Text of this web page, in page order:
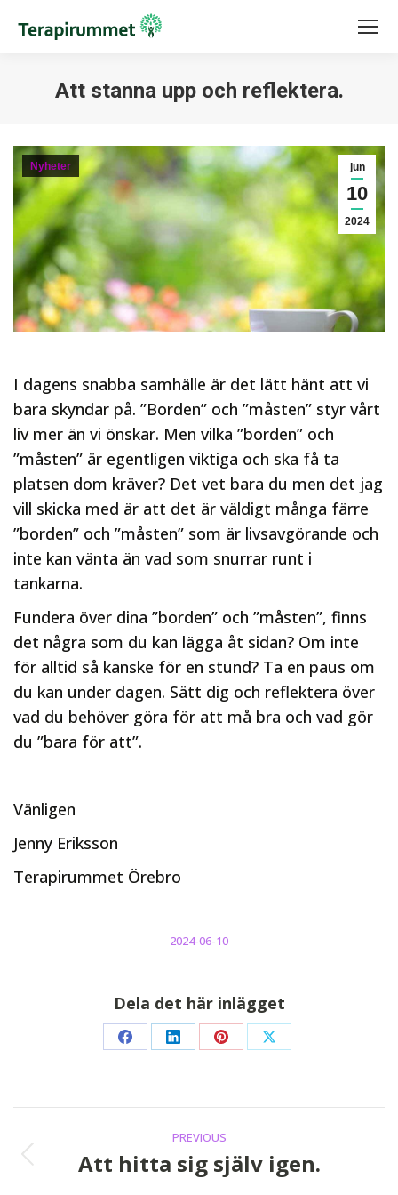
Att stanna upp och reflektera.
jun
10
2024
Nyheter
I dagens snabba samhälle är det lätt hänt att vi
bara skyndar på. ”Borden” och ”måsten” styr vårt
liv mer än vi önskar. Men vilka ”borden” och
”måsten” är egentligen viktiga och ska få ta
platsen dom kräver? Det vet bara du men det jag
vill skicka med är att det är väldigt många färre
”borden” och ”måsten” som är livsavgörande och
inte kan vänta än vad som snurrar runt i
tankarna.
Fundera över dina ”borden” och ”måsten”, finns
det några som du kan lägga åt sidan? Om inte
för alltid så kanske för en stund? Ta en paus om
du kan under dagen. Sätt dig och reflektera över
vad du behöver göra för att må bra och vad gör
du ”bara för att”.
Vänligen
Jenny Eriksson
Terapirummet Örebro
2024-06-10
Dela det här inlägget
Share
Facebook
Share
LinkedIn
Share
Pinterest
Share
X
navigation
PREVIOUS
Previous
Att hitta sig själv igen.